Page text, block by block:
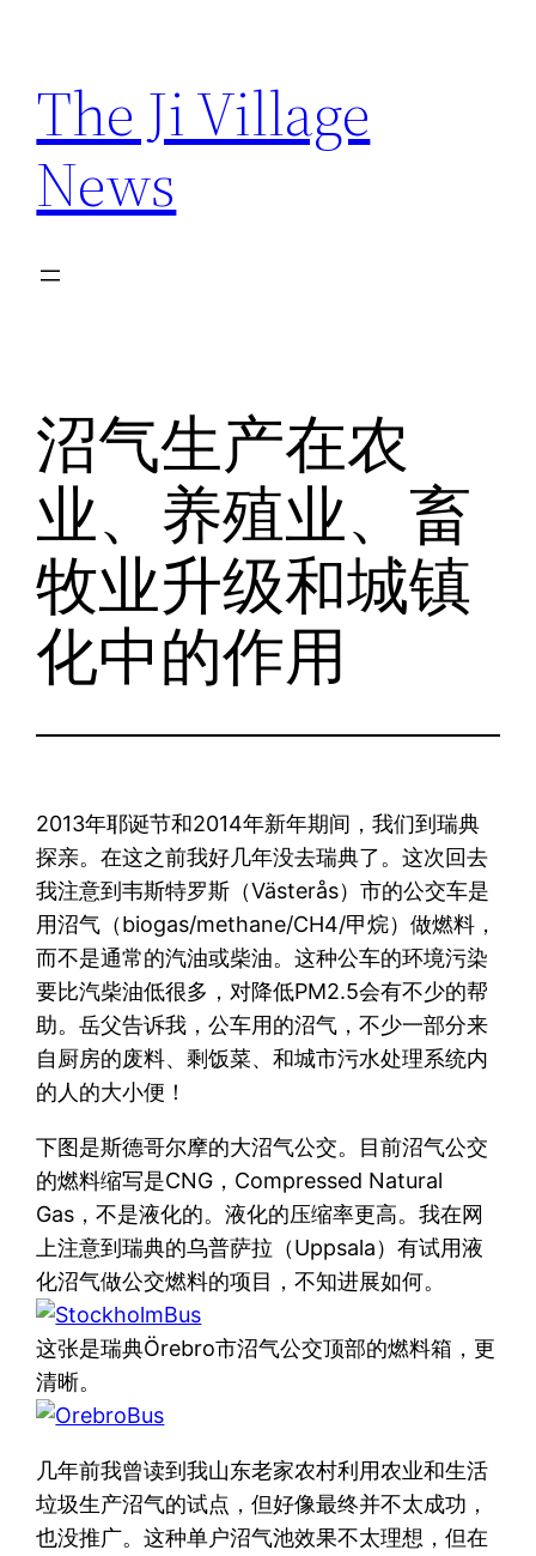
content
The Ji Village
News
沼气生产在农
业、养殖业、畜
牧业升级和城镇
化中的作用
2013年耶诞节和2014年新年期间，我们到瑞典
探亲。在这之前我好几年没去瑞典了。这次回去
我注意到韦斯特罗斯（Västerås）市的公交车是
用沼气（biogas/methane/CH4/甲烷）做燃料，
而不是通常的汽油或柴油。这种公车的环境污染
要比汽柴油低很多，对降低PM2.5会有不少的帮
助。岳父告诉我，公车用的沼气，不少一部分来
自厨房的废料、剩饭菜、和城市污水处理系统内
的人的大小便！
下图是斯德哥尔摩的大沼气公交。目前沼气公交
的燃料缩写是CNG，Compressed Natural
Gas，不是液化的。液化的压缩率更高。我在网
上注意到瑞典的乌普萨拉（Uppsala）有试用液
化沼气做公交燃料的项目，不知进展如何。
这张是瑞典Örebro市沼气公交顶部的燃料箱，更
清晰。
几年前我曾读到我山东老家农村利用农业和生活
垃圾生产沼气的试点，但好像最终并不太成功，
也没推广。这种单户沼气池效果不太理想，但在